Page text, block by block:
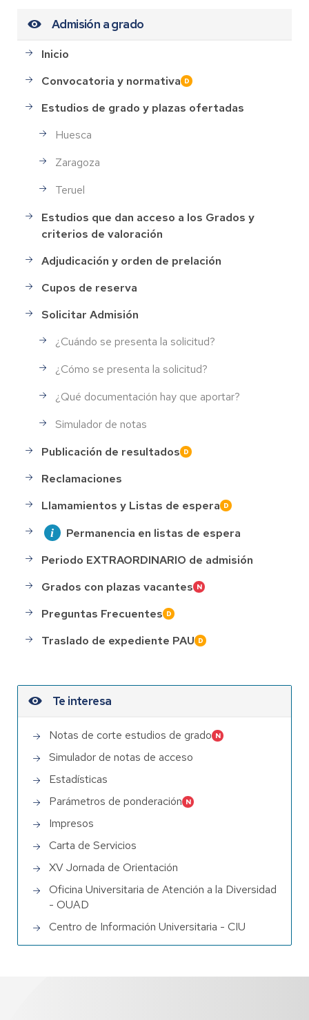
Admisión a grado
Inicio
Convocatoria y normativa
Estudios de grado y plazas ofertadas
Huesca
Zaragoza
Teruel
Estudios que dan acceso a los Grados y
criterios de valoración
Adjudicación y orden de prelación
Cupos de reserva
Solicitar Admisión
¿Cuándo se presenta la solicitud?
¿Cómo se presenta la solicitud?
¿Qué documentación hay que aportar?
Simulador de notas
Publicación de resultados
Reclamaciones
Llamamientos y Listas de espera
Permanencia en listas de espera
Periodo EXTRAORDINARIO de admisión
Grados con plazas vacantes
Preguntas Frecuentes
Traslado de expediente PAU
Te interesa
Notas de corte estudios de grado
Simulador de notas de acceso
Estadísticas
Parámetros de ponderación
Impresos
Carta de Servicios
XV Jornada de Orientación
Oficina Universitaria de Atención a la Diversidad
- OUAD
Centro de Información Universitaria - CIU